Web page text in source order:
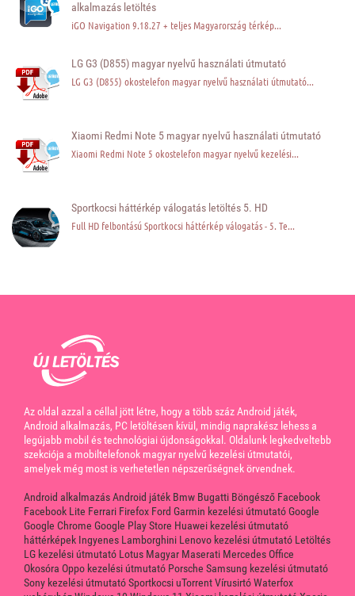
alkalmazás letöltés
iGO Navigation 9.18.27 + teljes Magyarország térkép...
LG G3 (D855) magyar nyelvű használati útmutató
LG G3 (D855) okostelefon magyar nyelvű használati útmutató...
Xiaomi Redmi Note 5 magyar nyelvű használati útmutató
Xiaomi Redmi Note 5 okostelefon magyar nyelvű kezelési...
Sportkocsi háttérkép válogatás letöltés 5. HD
Full HD felbontású Sportkocsi háttérkép válogatás - 5. Te...
Az oldal azzal a céllal jött létre, hogy a több száz Android játék,
Android alkalmazás, PC letöltésen kívül, mindig naprakész lehess a
legújabb mobil és technológiai újdonságokkal. Oldalunk legkedveltebb
szekciója a mobiltelefonok magyar nyelvű kezelési útmutatói,
amelyek még most is verhetetlen népszerűségnek örvendnek.
Android alkalmazásAndroid játék Bmw Bugatti Böngésző Facebook
Facebook Lite Ferrari Firefox Ford Garmin kezelési útmutatóGoogle
Google Chrome Google Play Store Huawei kezelési útmutató
háttérképek Ingyenes Lamborghini Lenovo kezelési útmutató Letöltés
LG kezelési útmutató Lotus Magyar Maserati MercedesOffice
Okosóra Oppo kezelési útmutató Porsche Samsung kezelési útmutató
Sony kezelési útmutatóSportkocsiuTorrentVírusirtóWaterfox